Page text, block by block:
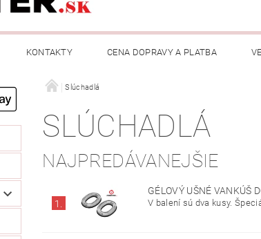
KONTAKTY CENA DOPRAVY A PLATBA
Slúchadlá
SLÚCHADLÁ
NAJPREDÁVANEJŠIE
1.
GÉLOVÝ UŠNÉ VANKÚŠ
V balení sú dva kusy.